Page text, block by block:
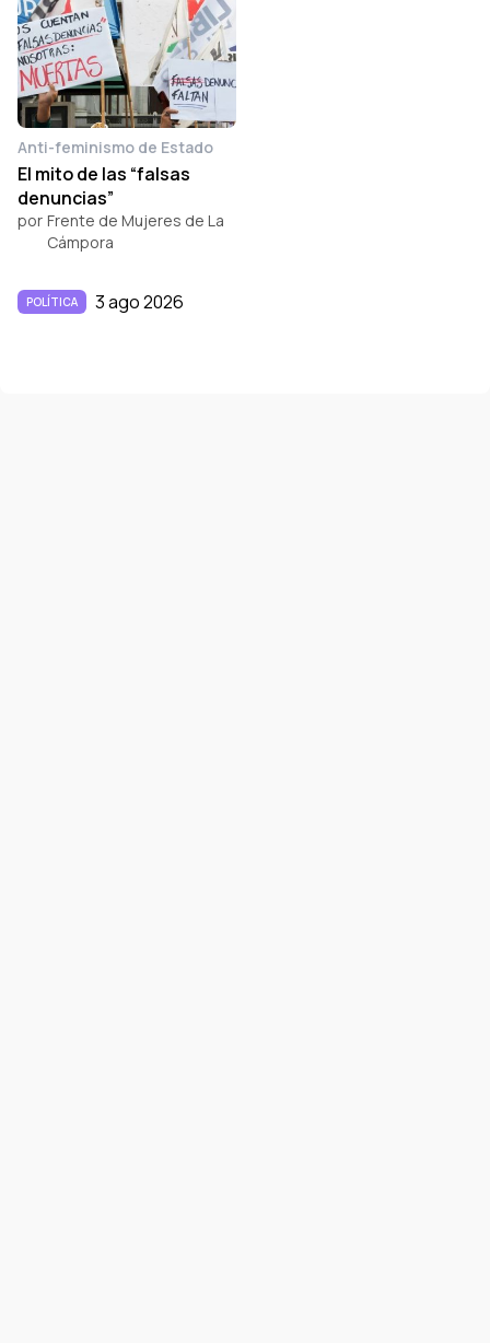
Anti-feminismo de Estado
El mito de las “falsas
denuncias”
por Frente de Mujeres de La
Cámpora
POLÍTICA 3 ago 2026